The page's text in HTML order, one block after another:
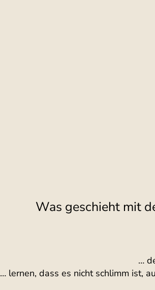
Was geschieht mit
…
… lernen, dass es nicht schlimm ist,